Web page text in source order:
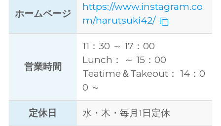
ホームページ
https://www.instagram.co
m/harutsuki42/
営業時間
11：30 ～ 17：00
Lunch： ～ 15：00
Teatime＆Takeout： 14：0
0 ～
定休日 水・木・毎月1日定休